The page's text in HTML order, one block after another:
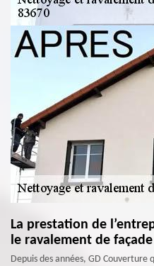
La prestation de
le ravalement de façade
Depuis des années, GD Couverture